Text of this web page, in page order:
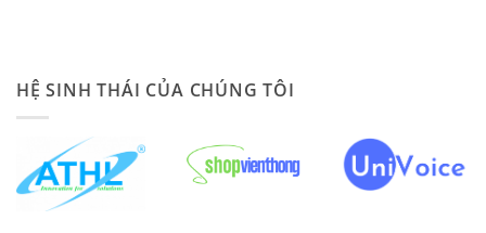
HỆ SINH THÁI CỦA CHÚNG TÔI